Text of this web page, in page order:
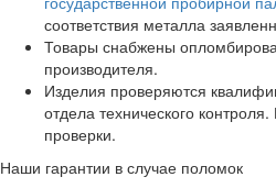
соответствия металла
Товары снабжены
производителя.
Изделия проверяются
отдела технического
проверки.
Наши гарантии в случае поломок